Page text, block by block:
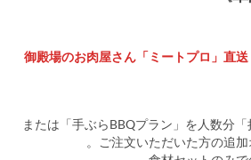
御殿場のお肉屋さん「ミートプロ」直
＊「持ち込みBBQプラン」または「手ぶらBBQプラン」を人数分
ご注文いただいた方の追加